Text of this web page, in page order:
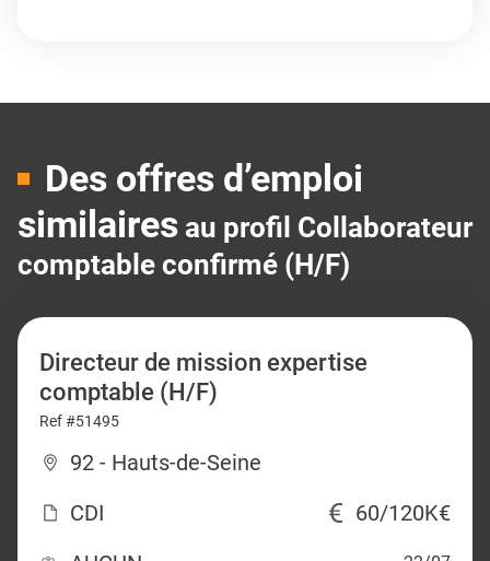
Des offres d’emploi
similaires au profil Collaborateur
comptable confirmé (H/F)
Directeur de mission expertise
comptable (H/F)
Ref #51495
92 - Hauts-de-Seine
CDI
60/120K€